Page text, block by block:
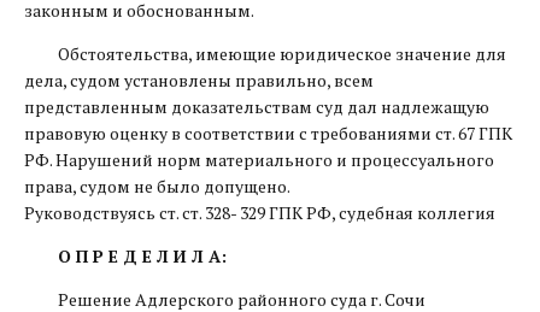
законным и обоснованным.
Обстоятельства, имеющие юридическое значение для
дела, судом установлены правильно, всем
представленным доказательствам суд дал надлежащую
правовую оценку в соответствии с требованиями ст. 67 ГПК
РФ. Нарушений норм материального и процессуального
права, судом не было допущено.
Руководствуясь ст. ст. 328- 329 ГПК РФ, судебная коллегия
О П Р Е Д Е Л И Л А:
Решение Адлерского районного суда г. Сочи